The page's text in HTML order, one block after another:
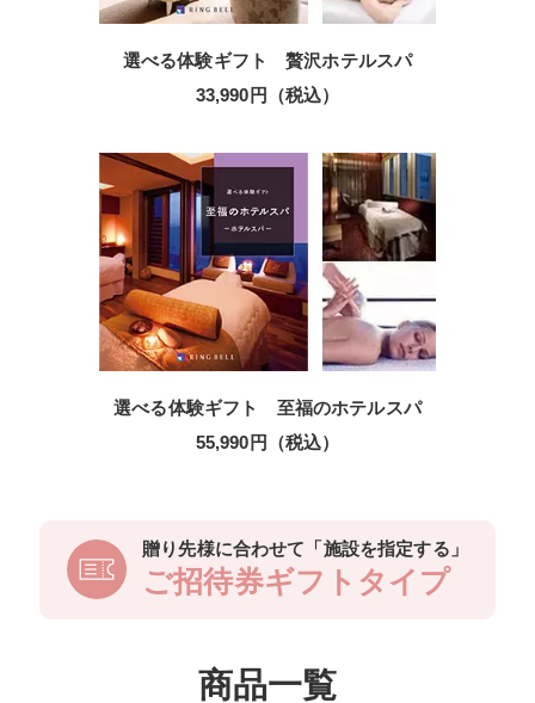
選べる体験ギフト 贅沢ホテルスパ
33,990円（税込）
選べる体験ギフト 至福のホテルスパ
55,990円（税込）
贈り先様に合わせて「施設を指定する」
ご招待券ギフトタイプ
商品一覧